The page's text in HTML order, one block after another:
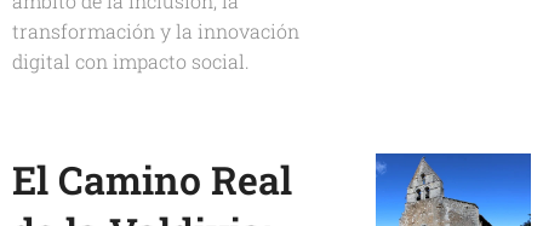
transformación y la innovación
digital con impacto social.
El Camino Real